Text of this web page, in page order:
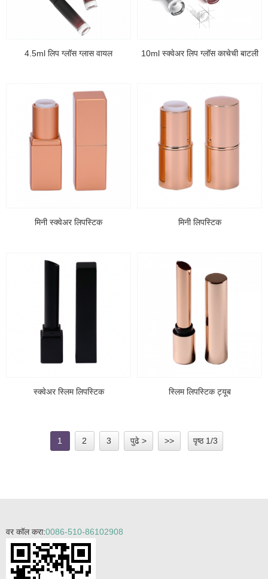
4.5ml लिप ग्लॉस ग्लास वायल 10ml स्क्वेअर लिप ग्लॉस काचेची बाटली
मिनी स्क्वेअर लिपस्टिक मिनी लिपस्टिक
स्क्वेअर स्लिम लिपस्टिक स्लिम लिपस्टिक ट्यूब
1 2 3 पुढे > >> पृष्ठ 1/3
वर कॉल करा:0086-510-86102908